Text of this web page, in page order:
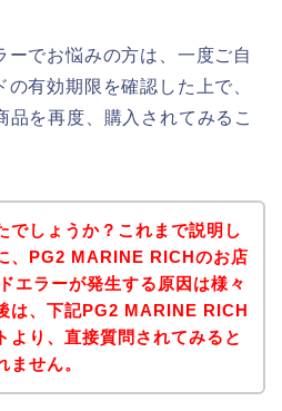
でお悩みの方は、一度ご自
有効期限を確認した上で、
を再度、購入されてみるこ
でしょうか？これまで説明し
、PG2 MARINE RICHのお店
エラーが発生する原因は様々
は、下記PG2 MARINE RICH
より、直接質問されてみると
ません。